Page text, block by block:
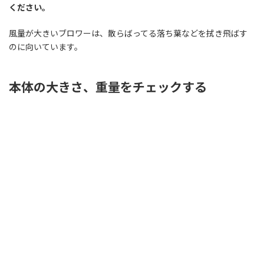
ください。
風量が大きいブロワーは、散らばってる落ち葉などを拭き飛ばす
のに向いています。
本体の大きさ、重量をチェックする